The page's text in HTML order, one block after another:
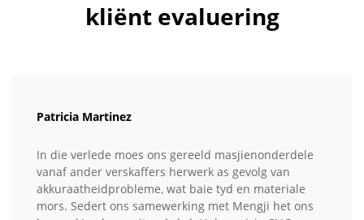
kliënt evaluering
Patricia Martinez
In die verlede moes ons gereeld masjienonderdele
vanaf ander verskaffers herwerk as gevolg van
akkuraatheidprobleme, wat baie tyd en materiale
mors. Sedert ons samewerking met Mengji het ons